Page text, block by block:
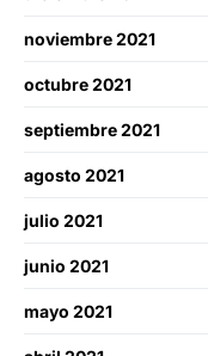
noviembre 2021
octubre 2021
septiembre 2021
agosto 2021
julio 2021
junio 2021
mayo 2021